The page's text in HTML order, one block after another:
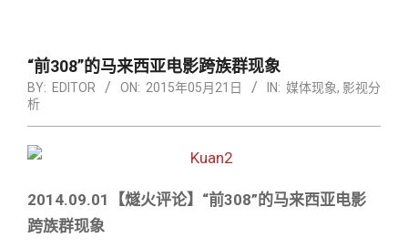
Navigation
Menu
“前308”的马来西亚电影跨族群现象
BY: EDITOR ON: 2015年05月21日 IN: 媒体现象, 影视分
析
2014.09.01【燧火评论】“前308”的马来西亚电影
跨族群现象